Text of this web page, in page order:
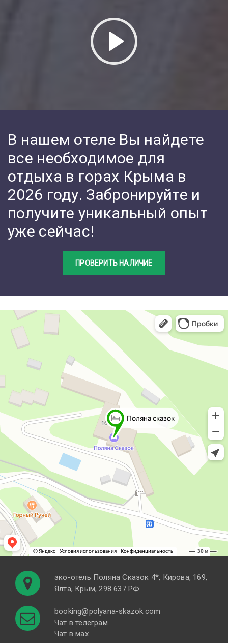
В нашем отеле Вы найдете
все необходимое для
отдыха в горах Крыма в
2026 году. Забронируйте и
получите уникальный опыт
уже сейчас!
ПРОВЕРИТЬ НАЛИЧИЕ
эко-отель Поляна Cказок 4*, Кирова, 169,
Ялта, Крым, 298 637 РФ
booking@polyana-skazok.com
Чат в телеграм
Чат в мах